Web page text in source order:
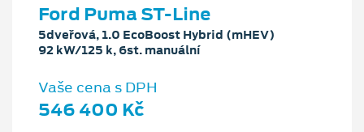
Ford Puma ST-Line
5dveřová, 1.0 EcoBoost Hybrid (mHEV)
92 kW/125 k, 6st. manuální
Vaše cena s DPH
546 400 Kč